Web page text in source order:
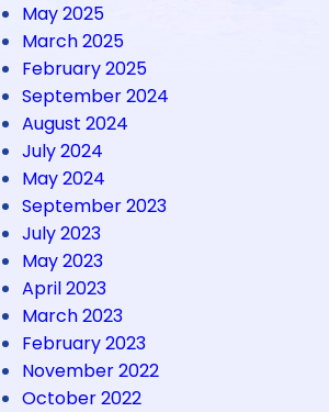
May 2025
March 2025
February 2025
September 2024
August 2024
July 2024
May 2024
September 2023
July 2023
May 2023
April 2023
March 2023
February 2023
November 2022
October 2022